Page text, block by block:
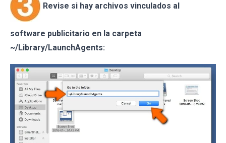
Revise si hay archivos vinculados al
software publicitario en la carpeta
~/Library/LaunchAgents: